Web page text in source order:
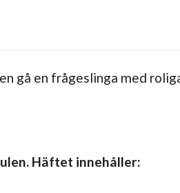
gå en frågeslinga med
Häftet innehåller: